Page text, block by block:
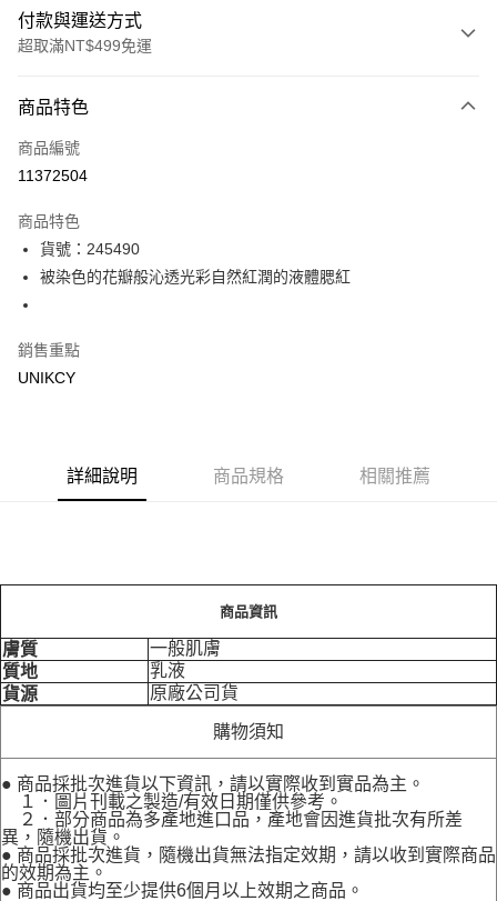
付款與運送方式
超取滿NT$499免運
icash Pay
信用卡一次付款
LINE Pay
Apple Pay
7-11取貨付款［需3-5個工作天不含預購商品］
每筆NT$70，滿NT$499(含以上)免運費
宅配［需2-3個工作天不含預購商品］
每筆NT$100，滿NT$799(含以上)免運費
商品特色
商品編號
11372504
商品特色
貨號：245490
被染色的花瓣般沁透光彩自然紅潤的液體腮紅
銷售重點
UNIKCY
詳細說明 商品規格 相關推薦
商品資訊
膚質
一般肌膚
質地
乳液
貨源
原廠公司貨
購物須知
● 商品採批次進貨以下資訊，請以實際收到實品為主。
１．圖片刊載之製造/有效日期僅供參考。
２．部分商品為多產地進口品，產地會因進貨批次有所差
異，隨機出貨。
● 商品採批次進貨，隨機出貨無法指定效期，請以收到實際商品
的效期為主。
● 商品出貨均至少提供6個月以上效期之商品。